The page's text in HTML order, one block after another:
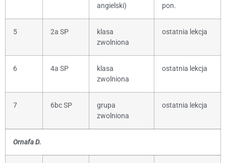
angielski)
pon.
5 2a SP
klasa
zwolniona
ostatnia lekcja
6 4a SP
klasa
zwolniona
ostatnia lekcja
7 6bc SP
grupa
zwolniona
ostatnia lekcja
Ornafa D.